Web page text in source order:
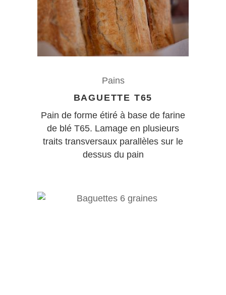
Pains
BAGUETTE T65
Pain de forme étiré à base de farine
de blé T65. Lamage en plusieurs
traits transversaux parallèles sur le
dessus du pain